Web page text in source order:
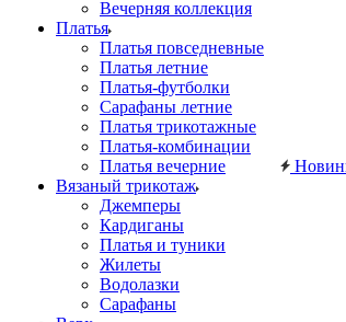
Вечерняя коллекция
Платья
Платья повседневные
Платья летние
Платья-футболки
Сарафаны летние
Платья трикотажные
Платья-комбинации
Платья вечерние
Вязаный трикотаж
Джемперы
Кардиганы
Платья и туники
Жилеты
Водолазки
Сарафаны